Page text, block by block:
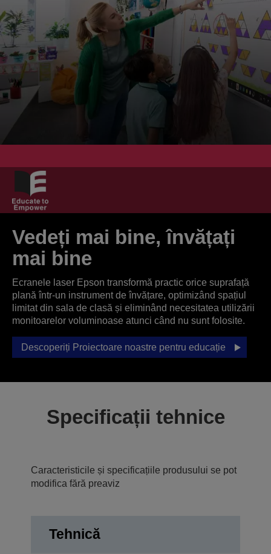
Vedeți mai bine, învățați
mai bine
Ecranele laser Epson transformă practic orice suprafață
plană într-un instrument de învățare, optimizând spațiul
limitat din sala de clasă și eliminând necesitatea utilizării
monitoarelor voluminoase atunci când nu sunt folosite.
Descoperiți Proiectoare noastre pentru educație
Specificații tehnice
Caracteristicile și specificațiile produsului se pot
modifica fără preaviz
Tehnică